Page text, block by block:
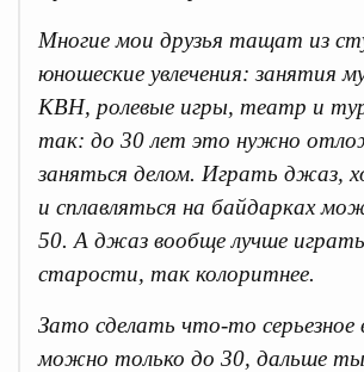
Многие мои друзья тащат из
юношеские увлечения: занятия
КВН, ролевые игры, театр и
так: до 30 лет это нужно
заняться делом. Играть джаз,
и сплавляться на байдарках
50. А джаз вообще лучше играть
старости, так колоритнее.
Зато сделать что-то серьезное
можно только до 30, дальше